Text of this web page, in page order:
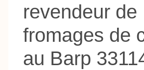
revendeur de
fromages de
au Barp